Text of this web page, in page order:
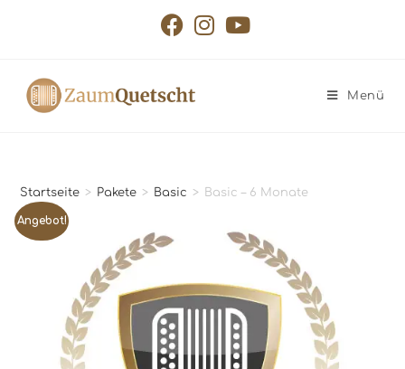
Menü
Startseite > Pakete > Basic > Basic – 6 Monate
Angebot!